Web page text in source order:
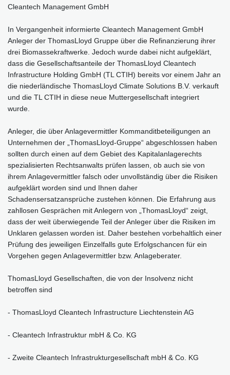
Cleantech Management GmbH
In Vergangenheit informierte Cleantech Management GmbH
Anleger der ThomasLloyd Gruppe über die Refinanzierung ihrer
drei Biomassekraftwerke. Jedoch wurde dabei nicht aufgeklärt,
dass die Gesellschaftsanteile der ThomasLloyd Cleantech
Infrastructure Holding GmbH (TL CTIH) bereits vor einem Jahr an
die niederländische ThomasLloyd Climate Solutions B.V. verkauft
und die TL CTIH in diese neue Muttergesellschaft integriert
wurde.
Anleger, die über Anlagevermittler Kommanditbeteiligungen an
Unternehmen der „ThomasLloyd-Gruppe“ abgeschlossen haben
sollten durch einen auf dem Gebiet des Kapitalanlagerechts
spezialisierten Rechtsanwalts prüfen lassen, ob auch sie von
ihrem Anlagevermittler falsch oder unvollständig über die Risiken
aufgeklärt worden sind und Ihnen daher
Schadensersatzansprüche zustehen können. Die Erfahrung aus
zahllosen Gesprächen mit Anlegern von „ThomasLloyd“ zeigt,
dass der weit überwiegende Teil der Anleger über die Risiken im
Unklaren gelassen worden ist. Daher bestehen vorbehaltlich einer
Prüfung des jeweiligen Einzelfalls gute Erfolgschancen für ein
Vorgehen gegen Anlagevermittler bzw. Anlageberater.
ThomasLloyd Gesellschaften, die von der Insolvenz nicht
betroffen sind
- ThomasLloyd Cleantech Infrastructure Liechtenstein AG
- Cleantech Infrastruktur mbH & Co. KG
- Zweite Cleantech Infrastrukturgesellschaft mbH & Co. KG